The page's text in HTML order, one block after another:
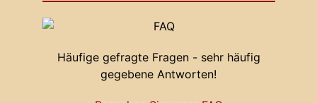
Häufige gefragte Fragen - sehr häufig
gegebene Antworten!